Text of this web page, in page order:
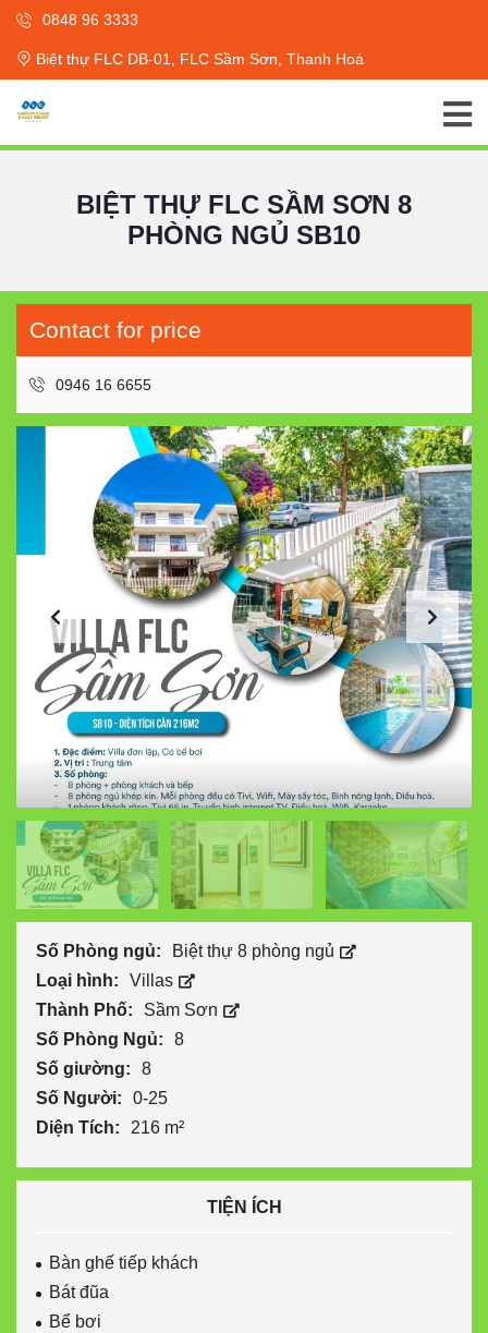
0848 96 3333
Biệt thự FLC DB-01, FLC Sầm Sơn, Thanh Hoá
BIỆT THỰ FLC SẦM SƠN 8
PHÒNG NGỦ SB10
Contact for price
0946 16 6655
Số Phòng ngủ:
Biệt thự 8 phòng ngủ
Loại hình:
Villas
Thành Phố:
Sầm Sơn
Số Phòng Ngủ:
8
Số giường:
8
Số Người:
0-25
Diện Tích:
216 m²
TIỆN ÍCH
Bàn ghế tiếp khách
Bát đũa
Bể bơi